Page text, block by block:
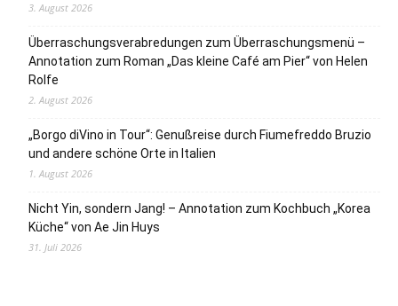
3. August 2026
Überraschungsverabredungen zum Überraschungsmenü –
Annotation zum Roman „Das kleine Café am Pier“ von Helen
Rolfe
2. August 2026
„Borgo diVino in Tour“: Genußreise durch Fiumefreddo Bruzio
und andere schöne Orte in Italien
1. August 2026
Nicht Yin, sondern Jang! – Annotation zum Kochbuch „Korea
Küche“ von Ae Jin Huys
31. Juli 2026